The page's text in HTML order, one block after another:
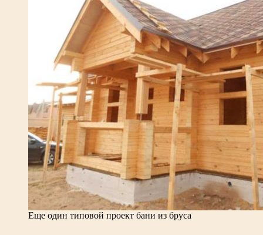
Еще один типовой проект бани из бруса